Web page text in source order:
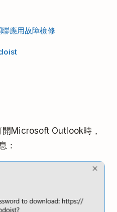
應用故障檢修
Microsoft Outlook時，
：